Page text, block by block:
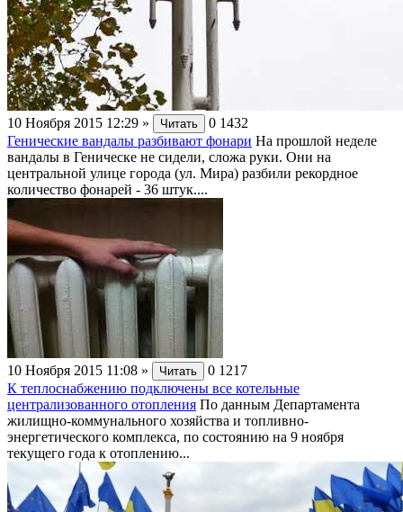
10 Ноября 2015 12:29 » Читать 0 1432
Генические вандалы разбивают фонари На прошлой неделе
вандалы в Геническе не сидели, сложа руки. Они на
центральной улице города (ул. Мира) разбили рекордное
количество фонарей - 36 штук....
10 Ноября 2015 11:08 » Читать 0 1217
К теплоснабжению подключены все котельные
централизованного отопления По данным Департамента
жилищно-коммунального хозяйства и топливно-
энергетического комплекса, по состоянию на 9 ноября
текущего года к отоплению...